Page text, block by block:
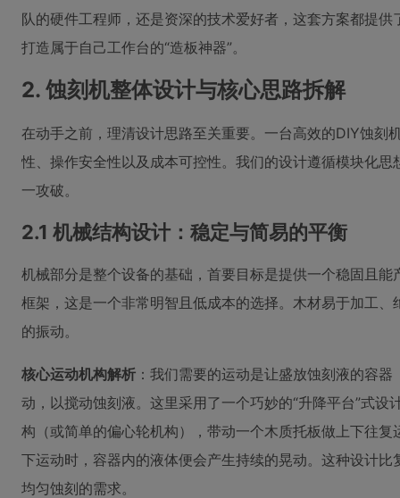
队的硬件工程师，还是资深的技术爱好者，这套方案都提
打造属于自己工作台的“造板神器”。
2. 蚀刻机整体设计与核心思路拆解
在动手之前，理清设计思路至关重要。一台高效的DIY蚀刻
性、操作安全性以及成本可控性。我们的设计遵循模块化
一攻破。
2.1 机械结构设计：稳定与简易的平衡
机械部分是整个设备的基础，首要目标是提供一个稳固且
框架，这是一个非常明智且低成本的选择。木材易于加工
的振动。
核心运动机构解析 ：我们需要的运动是让盛放蚀刻液的容
动，以搅动蚀刻液。这里采用了一个巧妙的“升降平台”式
构（或简单的偏心轮机构），带动一个木质托板做上下往
下运动时，容器内的液体便会产生持续的晃动。这种设计
均匀蚀刻的需求。